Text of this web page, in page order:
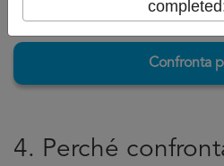
Confronta
4. Perché